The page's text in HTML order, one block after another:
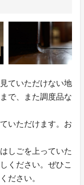
ていただけない地
で、また調度品な
いただけます。お
しごを上っていた
ください。ぜひこ
ださい。